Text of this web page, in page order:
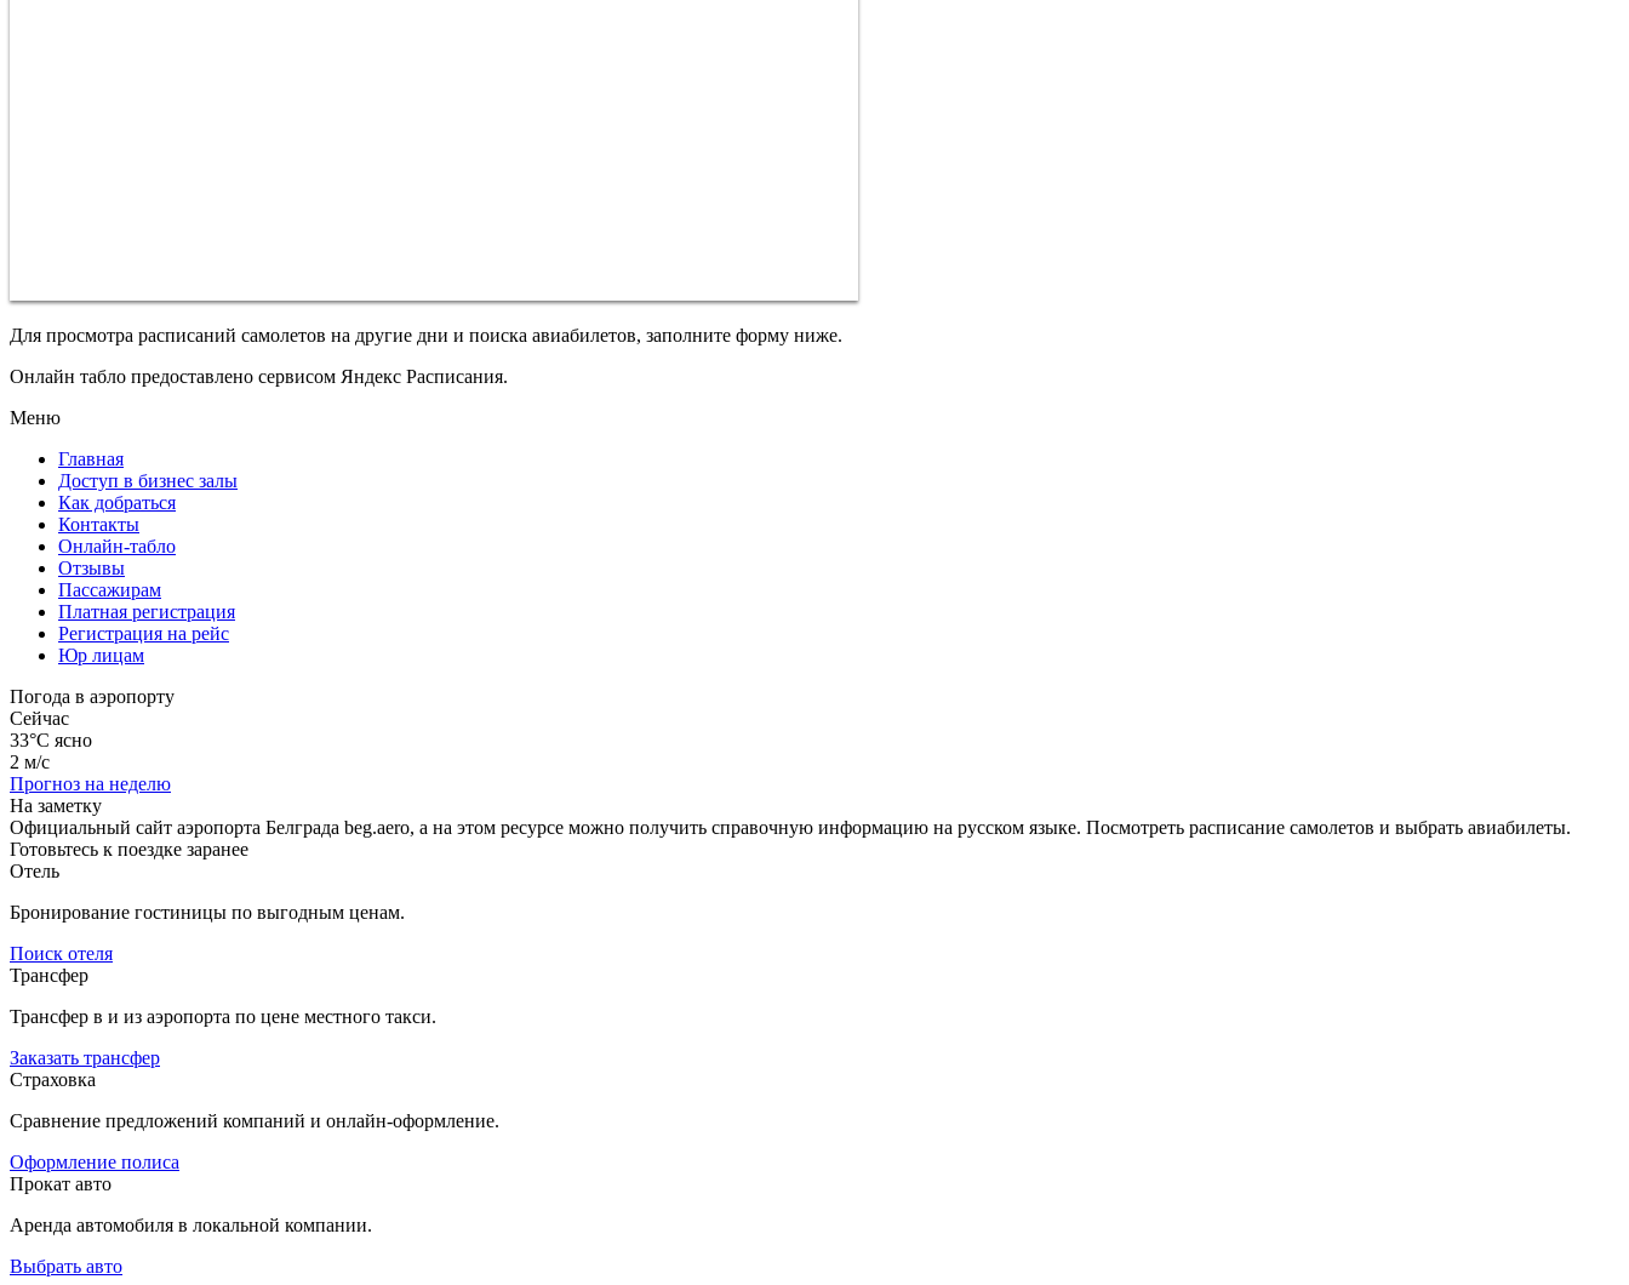
Для просмотра расписаний самолетов на другие дни и поиска авиабилетов, заполните форму ниже.
Онлайн табло предоставлено сервисом Яндекс Расписания.
Меню
Главная
Доступ в бизнес залы
Как добраться
Контакты
Онлайн-табло
Отзывы
Пассажирам
Платная регистрация
Регистрация на рейс
Юр лицам
Погода в аэропорту
Сейчас
33°C ясно
2 м/с
Прогноз на неделю
На заметку
Официальный сайт аэропорта Белграда beg.aero, а на этом ресурсе можно получить справочную информацию на русском языке. Посмотреть расписание самолетов и выбрать авиабилеты.
Готовьтесь к поездке заранее
Отель
Бронирование гостиницы по выгодным ценам.
Поиск отеля
Трансфер
Трансфер в и из аэропорта по цене местного такси.
Заказать трансфер
Страховка
Сравнение предложений компаний и онлайн-оформление.
Оформление полиса
Прокат авто
Аренда автомобиля в локальной компании.
Выбрать авто